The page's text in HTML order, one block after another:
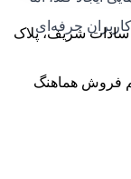
حرفه‌ای
سادات شریف، پلاک
فروش هماهنگ